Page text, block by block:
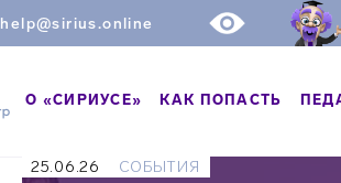
help@sirius.online
О «СИРИУСЕ» КАК ПОПАСТЬ
25.06.26 СОБЫТИЯ